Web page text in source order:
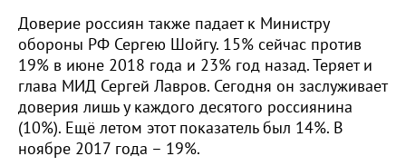
Доверие россиян также падает к Министру
обороны РФ Сергею Шойгу. 15% сейчас против
19% в июне 2018 года и 23% год назад. Теряет и
глава МИД Сергей Лавров. Сегодня он заслуживает
доверия лишь у каждого десятого россиянина
(10%). Ещё летом этот показатель был 14%. В
ноябре 2017 года – 19%.